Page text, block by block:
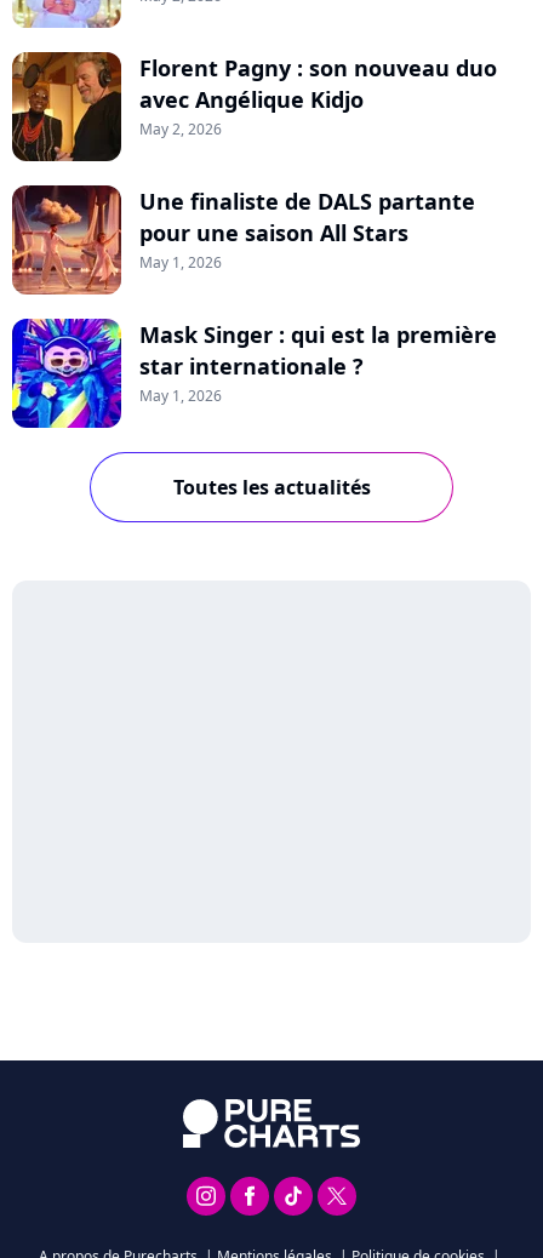
Florent Pagny : son nouveau duo
avec Angélique Kidjo
May 2, 2026
Une finaliste de DALS partante
pour une saison All Stars
May 1, 2026
Mask Singer : qui est la première
star internationale ?
May 1, 2026
Toutes les actualités